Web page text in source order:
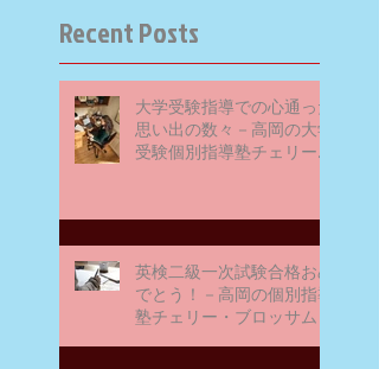
Recent Posts
大学受験指導での心通った
思い出の数々－高岡の大学
受験個別指導塾チェリー・
英検二級一次試験合格おめ
でとう！－高岡の個別指導
塾チェリー・ブロッサム